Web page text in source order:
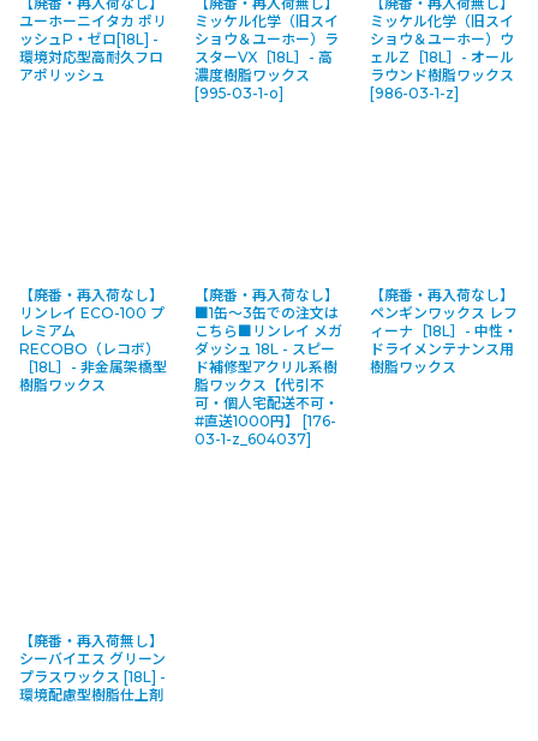
ユーホーニイタカ ポリ
ッシュP・ゼロ[18L] -
環境対応型高耐久フロ
アポリッシュ
ミッケル化学（旧スイ
ショウ＆ユーホー）ラ
スターVX［18L］- 高
濃度樹脂ワックス
[995-03-1-o]
ミッケル化学（旧スイ
ショウ＆ユーホー）ウ
ェルZ［18L］- オール
ラウンド樹脂ワックス
[986-03-1-z]
【廃番・再入荷なし】
リンレイ ECO-100 プ
レミアム
RECOBO（レコボ）
［18L］- 非金属架橋型
樹脂ワックス
【廃番・再入荷なし】
■1缶〜3缶での注文は
こちら■リンレイ メガ
ダッシュ 18L - スピー
ド補修型アクリル系樹
脂ワックス【代引不
可・個人宅配送不可・
#直送1000円】
[176-
03-1-z_604037]
【廃番・再入荷なし】
ペンギンワックス レフ
ィーナ［18L］- 中性・
ドライメンテナンス用
樹脂ワックス
【廃番・再入荷無し】
シーバイエス グリーン
プラスワックス [18L] -
環境配慮型樹脂仕上剤